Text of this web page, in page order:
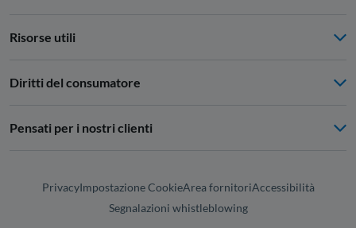
Risorse utili
Diritti del consumatore
Pensati per i nostri clienti
PrivacyImpostazione CookieArea fornitoriAccessibilità
Segnalazioni whistleblowing